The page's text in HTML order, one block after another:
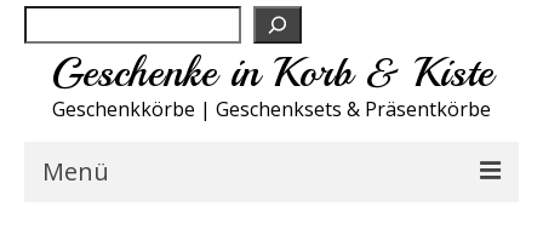
Geschenke in Korb & Kiste
Geschenkkörbe | Geschenksets & Präsentkörbe
Menü